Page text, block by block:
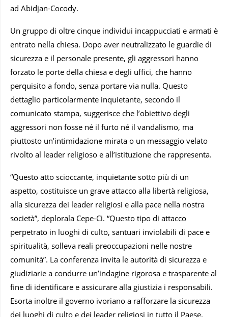
ad Abidjan-Cocody.
Un gruppo di oltre cinque individui incappucciati e armati è
entrato nella chiesa. Dopo aver neutralizzato le guardie di
sicurezza e il personale presente, gli aggressori hanno
forzato le porte della chiesa e degli uffici, che hanno
perquisito a fondo, senza portare via nulla. Questo
dettaglio particolarmente inquietante, secondo il
comunicato stampa, suggerisce che l’obiettivo degli
aggressori non fosse né il furto né il vandalismo, ma
piuttosto un’intimidazione mirata o un messaggio velato
rivolto al leader religioso e all’istituzione che rappresenta.
“Questo atto scioccante, inquietante sotto più di un
aspetto, costituisce un grave attacco alla libertà religiosa,
alla sicurezza dei leader religiosi e alla pace nella nostra
società”, deplorala Cepe-Ci. “Questo tipo di attacco
perpetrato in luoghi di culto, santuari inviolabili di pace e
spiritualità, solleva reali preoccupazioni nelle nostre
comunità”. La conferenza invita le autorità di sicurezza e
giudiziarie a condurre un’indagine rigorosa e trasparente al
fine di identificare e assicurare alla giustizia i responsabili.
Esorta inoltre il governo ivoriano a rafforzare la sicurezza
dei luoghi di culto e dei leader religiosi in tutto il Paese.